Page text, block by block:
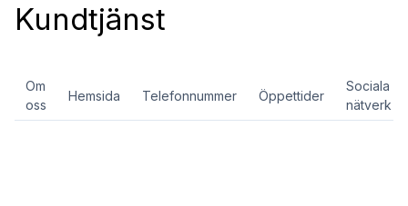
Kundtjänst
Om
oss
Hemsida Telefonnummer Öppettider
Sociala
nätverk